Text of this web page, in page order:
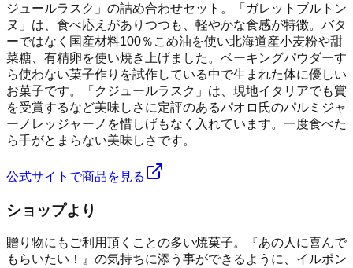
ジュールラスク」の詰め合わせセット。「ガレットブルトン
ヌ」は、食べ応えがありつつも、軽やかな食感が特徴。バタ
ーではなく国産材料100％こめ油を使い北海道産小麦粉や甜
菜糖、有精卵を使い焼き上げました。ベーキングパウダーす
ら使わない菓子作りを試作している中で生まれた体に優しい
お菓子です。「クジュールラスク」は、現地イタリアでも賞
を受賞するなど美味しさに定評のあるパオロ氏のパルミジャ
ーノレッジャーノを惜しげもなく入れています。一度食べた
ら手がとまらない美味しさです。
公式サイトで商品を見る
ショップより
贈り物にもご利用頂くことの多い焼菓子。『あの人に喜んで
もらいたい！』の気持ちに添う事ができるように、イルポン